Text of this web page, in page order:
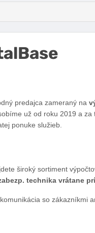
predajca zameraný na
už od roku 2019 a
ponuke služieb.
široký sortiment
technika vrátane
so zákazníkmi